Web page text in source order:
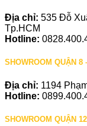
Địa chỉ: 535 Đỗ
Tp.HCM
Hotline:
SHOWROOM QUẬN 8
Địa chỉ: 1194
Hotline:
SHOWROOM QUẬN